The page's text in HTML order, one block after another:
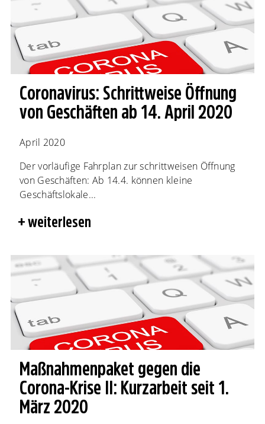
Coronavirus: Schrittweise Öffnung
von Geschäften ab 14. April 2020
April 2020
Der vorläufige Fahrplan zur schrittweisen Öffnung
von Geschäften: Ab 14.4. können kleine
Geschäftslokale...
weiterlesen
Maßnahmenpaket gegen die
Corona-Krise II: Kurzarbeit seit 1.
März 2020